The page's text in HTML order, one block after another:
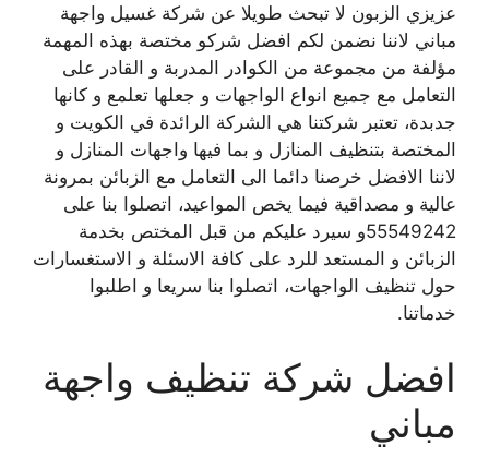
عزيزي الزبون لا تبحث طويلا عن شركة غسيل واجهة
مباني لاننا نضمن لكم افضل شركو مختصة بهذه المهمة
مؤلفة من مجموعة من الكوادر المدربة و القادر على
التعامل مع جميع انواع الواجهات و جعلها تعلمع و كانها
جدبدة، تعتبر شركتنا هي الشركة الرائدة في الكويت و
المختصة بتنظيف المنازل و بما فيها واجهات المنازل و
لاننا الافضل خرصنا دائما الى التعامل مع الزبائن بمرونة
عالية و مصداقية فيما يخص المواعيد، اتصلوا بنا على
55549242و سيرد عليكم من قبل المختص بخدمة
الزبائن و المستعد للرد على كافة الاسئلة و الاستغسارات
حول تنظيف الواجهات، اتصلوا بنا سريعا و اطلبوا
خدماتنا.
افضل شركة تنظيف واجهة
مباني